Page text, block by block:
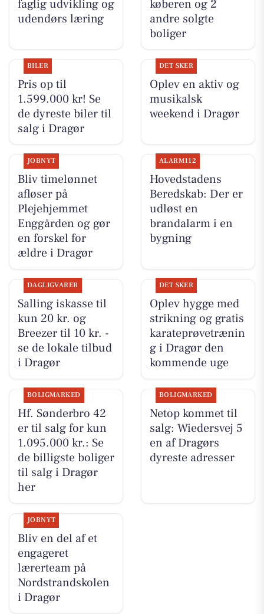
faglig udvikling og
udendørs læring
køberen og 2
andre solgte
boliger
BILER
Pris op til
1.599.000 kr! Se
de dyreste biler til
salg i Dragør
DET SKER
Oplev en aktiv og
musikalsk
weekend i Dragør
JOBNYT
Bliv timelønnet
afløser på
Plejehjemmet
Enggården og gør
en forskel for
ældre i Dragør
ALARM112
Hovedstadens
Beredskab: Der er
udløst en
brandalarm i en
bygning
DAGLIGVARER
Salling iskasse til
kun 20 kr. og
Breezer til 10 kr. -
se de lokale tilbud
i Dragør
DET SKER
Oplev hygge med
strikning og gratis
karateprøvetrænin
g i Dragør den
kommende uge
BOLIGMARKED
Hf. Sønderbro 42
er til salg for kun
1.095.000 kr.: Se
de billigste boliger
til salg i Dragør
her
BOLIGMARKED
Netop kommet til
salg: Wiedersvej 5
en af Dragørs
dyreste adresser
JOBNYT
Bliv en del af et
engageret
lærerteam på
Nordstrandskolen
i Dragør